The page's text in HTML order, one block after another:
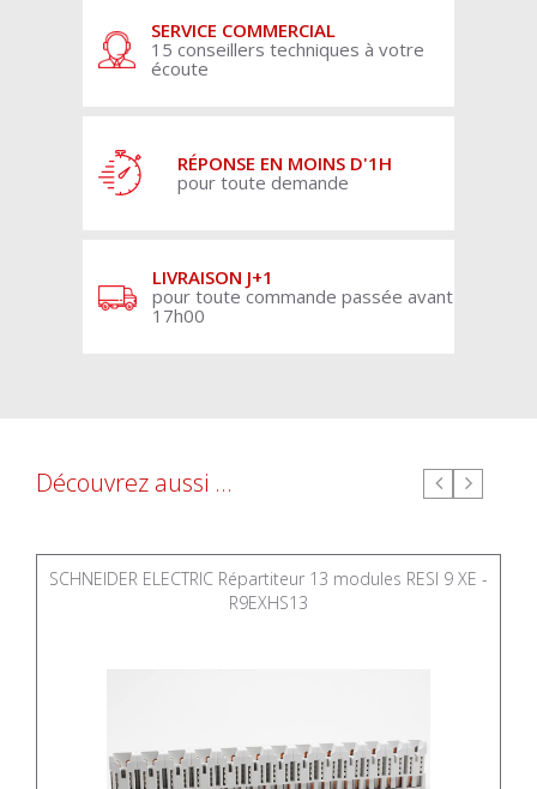
SERVICE COMMERCIAL
15 conseillers techniques à votre
écoute
RÉPONSE EN MOINS D'1H
pour toute demande
LIVRAISON J+1
pour toute commande passée avant
17h00
Découvrez aussi ...
SCHNEIDER ELECTRIC Répartiteur 13 modules RESI 9 XE -
R9EXHS13